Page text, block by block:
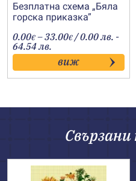
Безплатна схема „Бяла
горска приказка”
0.00€ –33.00€Price
range:
0.00€
through
33.00€
/ 0.00 лв. -
64.54 лв.
виж